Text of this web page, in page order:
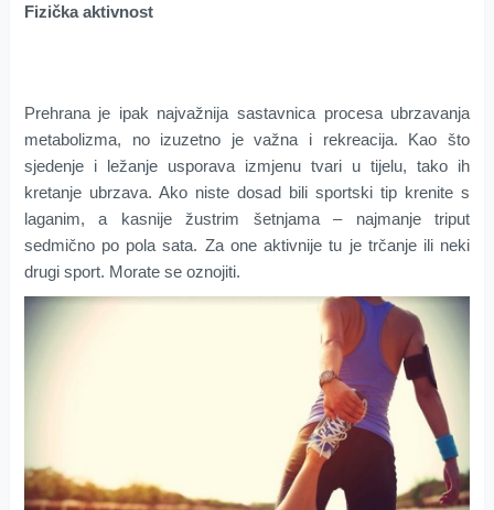
Fizička aktivnost
Prehrana je ipak najvažnija sastavnica procesa ubrzavanja
metabolizma, no izuzetno je važna i rekreacija. Kao što
sjedenje i ležanje usporava izmjenu tvari u tijelu, tako ih
kretanje ubrzava. Ako niste dosad bili sportski tip krenite s
laganim, a kasnije žustrim šetnjama – najmanje triput
sedmično po pola sata. Za one aktivnije tu je trčanje ili neki
drugi sport. Morate se oznojiti.